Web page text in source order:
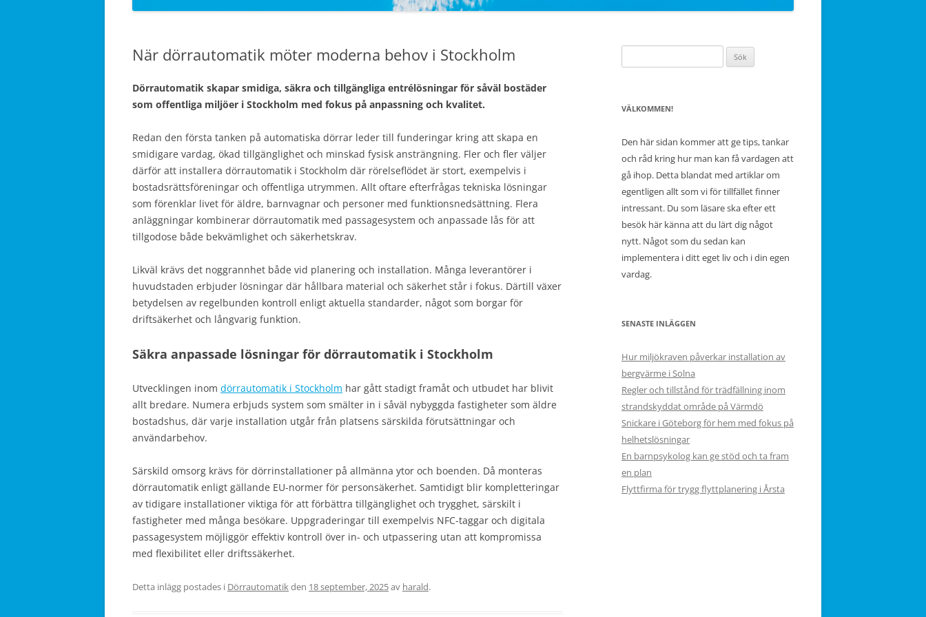
När dörrautomatik möter moderna behov i Stockholm
Dörrautomatik skapar smidiga, säkra och tillgängliga entrélösningar för såväl bostäder
som offentliga miljöer i Stockholm med fokus på anpassning och kvalitet.
Redan den första tanken på automatiska dörrar leder till funderingar kring att skapa en
smidigare vardag, ökad tillgänglighet och minskad fysisk ansträngning. Fler och fler väljer
därför att installera dörrautomatik i Stockholm där rörelseflödet är stort, exempelvis i
bostadsrättsföreningar och offentliga utrymmen. Allt oftare efterfrågas tekniska lösningar
som förenklar livet för äldre, barnvagnar och personer med funktionsnedsättning. Flera
anläggningar kombinerar dörrautomatik med passagesystem och anpassade lås för att
tillgodose både bekvämlighet och säkerhetskrav.
Likväl krävs det noggrannhet både vid planering och installation. Många leverantörer i
huvudstaden erbjuder lösningar där hållbara material och säkerhet står i fokus. Därtill växer
betydelsen av regelbunden kontroll enligt aktuella standarder, något som borgar för
driftsäkerhet och långvarig funktion.
Säkra anpassade lösningar för dörrautomatik i Stockholm
Utvecklingen inom dörrautomatik i Stockholm har gått stadigt framåt och utbudet har blivit
allt bredare. Numera erbjuds system som smälter in i såväl nybyggda fastigheter som äldre
bostadshus, där varje installation utgår från platsens särskilda förutsättningar och
användarbehov.
Särskild omsorg krävs för dörrinstallationer på allmänna ytor och boenden. Då monteras
dörrautomatik enligt gällande EU-normer för personsäkerhet. Samtidigt blir kompletteringar
av tidigare installationer viktiga för att förbättra tillgänglighet och trygghet, särskilt i
fastigheter med många besökare. Uppgraderingar till exempelvis NFC-taggar och digitala
passagesystem möjliggör effektiv kontroll över in- och utpassering utan att kompromissa
med flexibilitet eller driftssäkerhet.
Detta inlägg postades i Dörrautomatikden 18 september, 2025av harald.
efter:
VÄLKOMMEN!
Den här sidan kommer att ge tips, tankar
och råd kring hur man kan få vardagen att
gå ihop. Detta blandat med artiklar om
egentligen allt som vi för tillfället finner
intressant. Du som läsare ska efter ett
besök här känna att du lärt dig något
nytt. Något som du sedan kan
implementera i ditt eget liv och i din egen
vardag.
SENASTE INLÄGGEN
Hur miljökraven påverkar installation av
bergvärme i Solna
Regler och tillstånd för trädfällning inom
strandskyddat område på Värmdö
Snickare i Göteborg för hem med fokus på
helhetslösningar
En barnpsykolog kan ge stöd och ta fram
en plan
Flyttfirma för trygg flyttplanering i Årsta